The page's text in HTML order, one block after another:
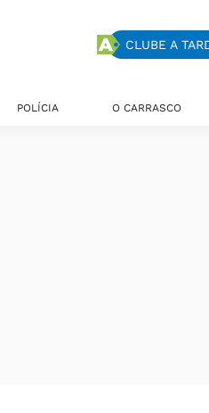
CLUBE A
POLÍCIA O CARRASCO